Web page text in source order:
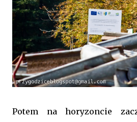
Potem na horyzoncie